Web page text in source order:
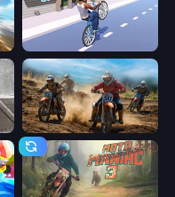
Wheelie Up
Motocross Dirt Bike Race Games